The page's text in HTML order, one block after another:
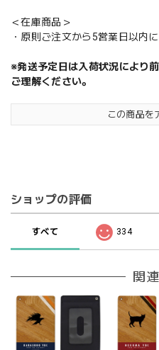
＜在庫商品＞
・原則ご注文から5営業日以内
※発送予定日は入荷状況により
ご理解ください。
この商品を
ショップの評価
すべて 334
関